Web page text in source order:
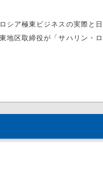
シア極東ビジネスの実際と日
地区取締役が「サハリン・ロ